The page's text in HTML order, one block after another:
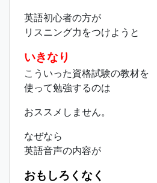
英語初心者の方が
リスニング力をつけようと
いきなり
こういった資格試験の教材を
使って勉強するのは
おススメしません。
なぜなら
英語音声の内容が
おもしろくなく